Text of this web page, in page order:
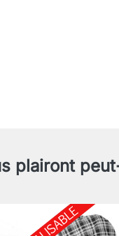
plairont